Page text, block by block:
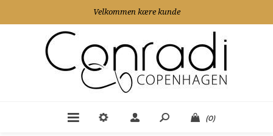
Velkommen kære kunde
(0)